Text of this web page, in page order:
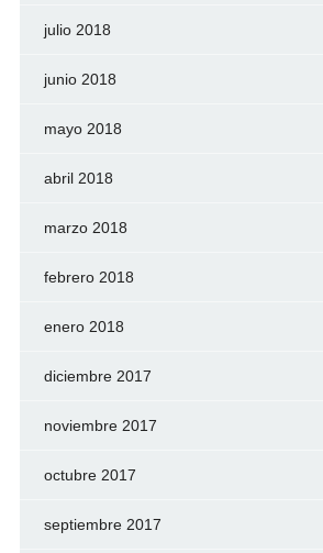
julio 2018
junio 2018
mayo 2018
abril 2018
marzo 2018
febrero 2018
enero 2018
diciembre 2017
noviembre 2017
octubre 2017
septiembre 2017